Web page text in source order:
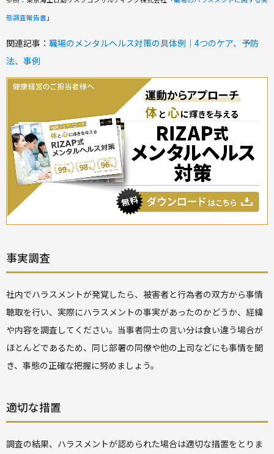
態調査報告書 」
関連記事： 職場のメンタルヘルス対策の具体例｜4つのケア、予防
法、事例
事実調査
社内でハラスメントが発覚したら、被害者と行為者の双方から事情
聴取を行い、実際にハラスメントの事実があったのかどうか、経緯
や内容を調査してください。当事者同士の言い分は食い違う場合が
ほとんどであるため、同じ部署の同僚や他の上司などにも事情を聞
き、事態の正確な把握に努めましょう。
適切な措置
調査の結果、ハラスメントが認められた場合は適切な措置をとりま